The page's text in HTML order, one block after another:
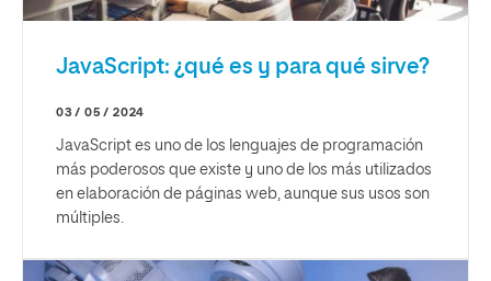
JavaScript: ¿qué es y para qué sirve?
03 / 05 / 2024
JavaScript es uno de los lenguajes de programación
más poderosos que existe y uno de los más utilizados
en elaboración de páginas web, aunque sus usos son
múltiples.